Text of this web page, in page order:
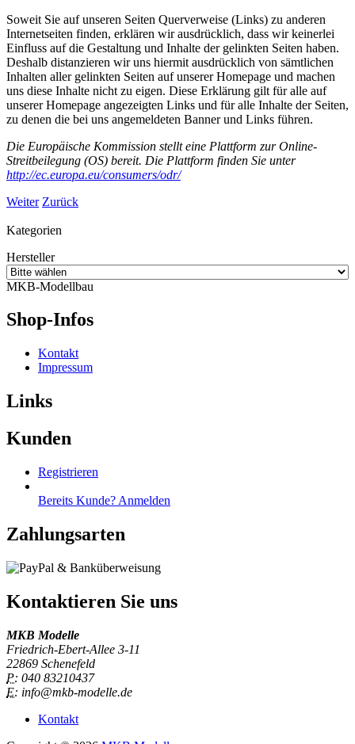
Soweit Sie auf unseren Seiten Querverweise (Links) zu anderen
Internetseiten finden, erklären wir ausdrücklich, dass wir keinerlei
Einfluss auf die Gestaltung und Inhalte der gelinkten Seiten haben.
Deshalb distanzieren wir uns hiermit ausdrücklich von sämtlichen
Inhalten aller gelinkten Seiten auf unserer Homepage und machen
uns diese Inhalte nicht zu eigen. Diese Erklärung gilt für alle auf
unserer Homepage angezeigten Links und für alle Inhalte der Seiten,
zu denen die bei uns angemeldeten Banner und Links führen.
Die Europäische Kommission stellt eine Plattform zur Online-
Streitbeilegung (OS) bereit. Die Plattform finden Sie unter
http://ec.europa.eu/consumers/odr/
Weiter Zurück
Kategorien
Hersteller
MKB-Modellbau
Shop-Infos
Kontakt
Impressum
Links
Kunden
Registrieren
Bereits Kunde? Anmelden
Zahlungsarten
Kontaktieren Sie uns
MKB Modelle
Friedrich-Ebert-Allee 3-11
22869 Schenefeld
P: 040 83210437
E: info@mkb-modelle.de
Kontakt